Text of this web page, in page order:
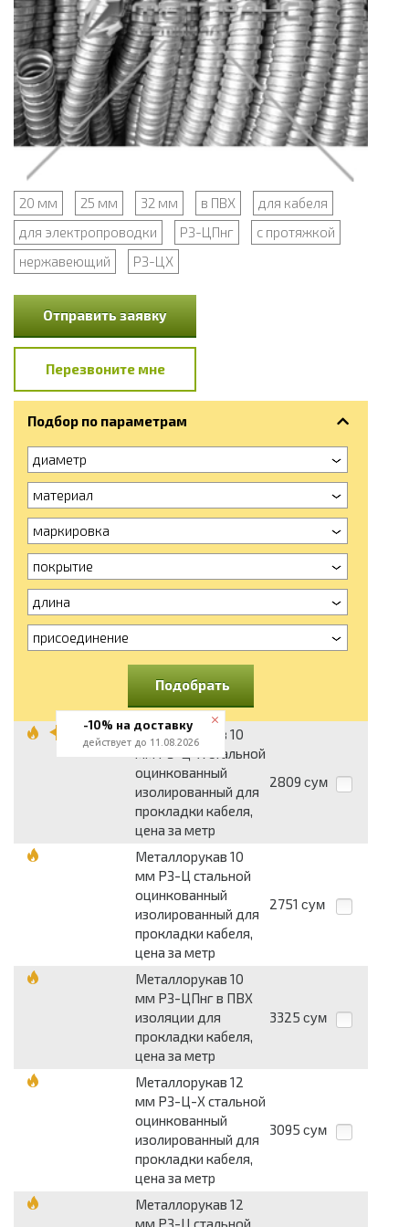
20 мм 25 мм 32 мм в ПВХ
для кабеля
для электропроводки
РЗ-ЦПнг
с протяжкой
нержавеющий
РЗ-ЦХ
Отправить заявку
Перезвоните мне
Подбор по параметрам
диаметр
материал
маркировка
покрытие
длина
присоединение
Подобрать
Металлорукав 10
мм РЗ-Ц-Х стальной
оцинкованный
изолированный для
прокладки кабеля,
цена за метр
2809 сум
Металлорукав 10
мм РЗ-Ц стальной
оцинкованный
изолированный для
прокладки кабеля,
цена за метр
2751 сум
Металлорукав 10
мм РЗ-ЦПнг в ПВХ
изоляции для
прокладки кабеля,
цена за метр
3325 сум
Металлорукав 12
мм РЗ-Ц-Х стальной
оцинкованный
изолированный для
прокладки кабеля,
цена за метр
3095 сум
Металлорукав 12
мм РЗ-Ц стальной
-10% на доставку
действует до 11.08.2026